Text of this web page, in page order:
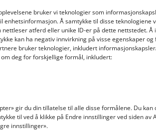
bruker vi teknologier som
enhetsinformasjon. Å samtykke til disse teknologiene
nettleser atferd eller unike ID-er på dette nettstedet. Å
kan ha negativ innvirkning på visse egenskaper og
bruker teknologier, inkludert
deg for forskjellige formål, inkludert:
gir du din tillatelse til alle disse formålene. Du kan
til ved å klikke på Endre innstillinger ved siden av
innstillinger».
Nedre Nøttveit 60, 5238 Rådal